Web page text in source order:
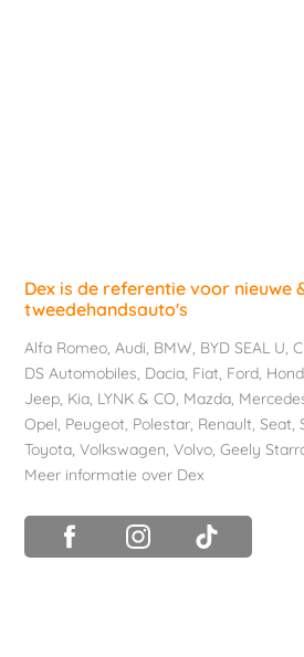
Dex is de referentie voor nieuwe
tweedehandsauto's
Alfa Romeo,Audi, BMW, BYD SEAL U,
DS Automobiles, Dacia, Fiat, Ford,
Jeep, Kia, LYNK & CO, Mazda,
Opel, Peugeot, Polestar, Renault,Seat,
Toyota,Volkswagen,Volvo,Geely
Meer informatie over Dex